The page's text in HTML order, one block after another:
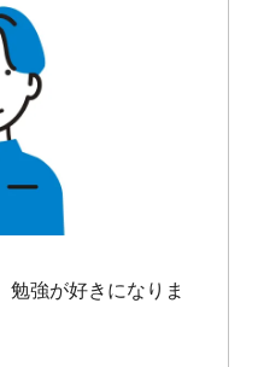
勉強が好きになりま